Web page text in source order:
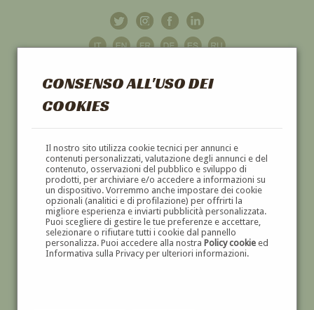
CONSENSO ALL'USO DEI
COOKIES
Il nostro sito utilizza cookie tecnici per annunci e
contenuti personalizzati, valutazione degli annunci e del
contenuto, osservazioni del pubblico e sviluppo di
prodotti, per archiviare e/o accedere a informazioni su
un dispositivo. Vorremmo anche impostare dei cookie
opzionali (analitici e di profilazione) per offrirti la
migliore esperienza e inviarti pubblicità personalizzata.
Puoi scegliere di gestire le tue preferenze e accettare,
selezionare o rifiutare tutti i cookie dal pannello
personalizza. Puoi accedere alla nostra Policy cookieed
Informativa sulla Privacy per ulteriori informazioni.
GALLERIAD'ARTE
DIPINTI E SCULTURE '800 E '900